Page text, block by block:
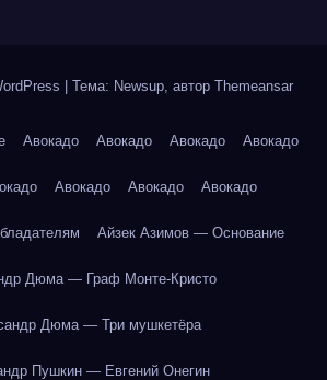
Тема: Newsup, автор Themeansar
Авокадо Авокадо Авокадо Авокадо
Авокадо Авокадо Авокадо
Айзек Азимов — Основание
Дюма — Граф Монте-Кристо
Дюма — Три мушкетёра
Пушкин — Евгений Онегин